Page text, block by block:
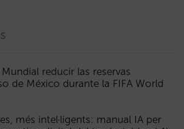
Mundial reducir las reservas
de México durante la FIFA World
més intel·ligents: manual IA per